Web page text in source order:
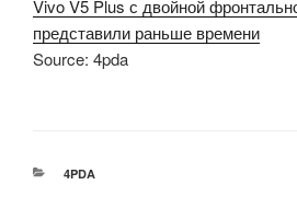
Vivo V5 Plus с двойной
представили раньше времени
Source: 4pda
РУБРИКИ
4PDA